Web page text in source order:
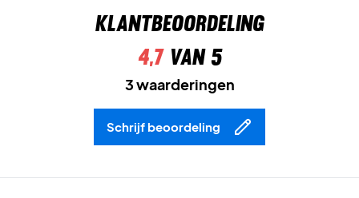
Materiaal: 100 procent polyester.
Klantbeoordeling
4,7van 5
3 waarderingen
Schrijf beoordeling